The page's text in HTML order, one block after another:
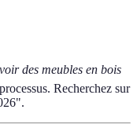
des meubles en bois
Recherchez sur